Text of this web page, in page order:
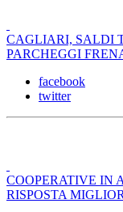
CAGLIARI, SALDI
PARCHEGGI
facebook
twitter
COOPERATIVE IN
RISPOSTA